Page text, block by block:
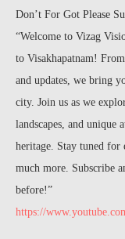
Don’t For Got Please
“Welcome to Vizag
to Visakhapatnam!
and updates, we bring
city. Join us as we
landscapes, and
heritage. Stay tuned
much more. Subscribe
before!”
https://